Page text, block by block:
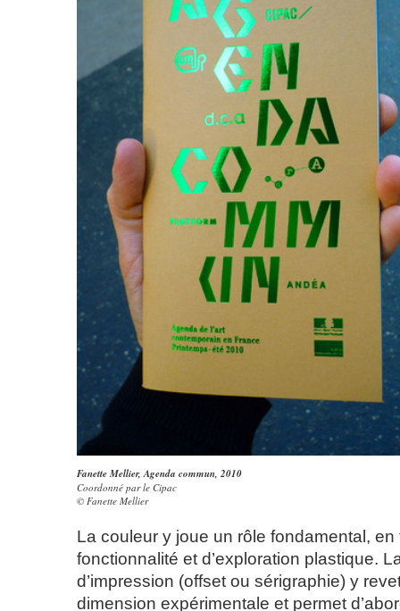
Fanette Mellier,Agenda commun, 2010
Coordonné par le Cipac
© Fanette Mellier
La couleur y joue un rôle fondamental, en
fonctionnalité et d’exploration plastique.
d’impression (offset ou sérigraphie) y
dimension expérimentale et permet